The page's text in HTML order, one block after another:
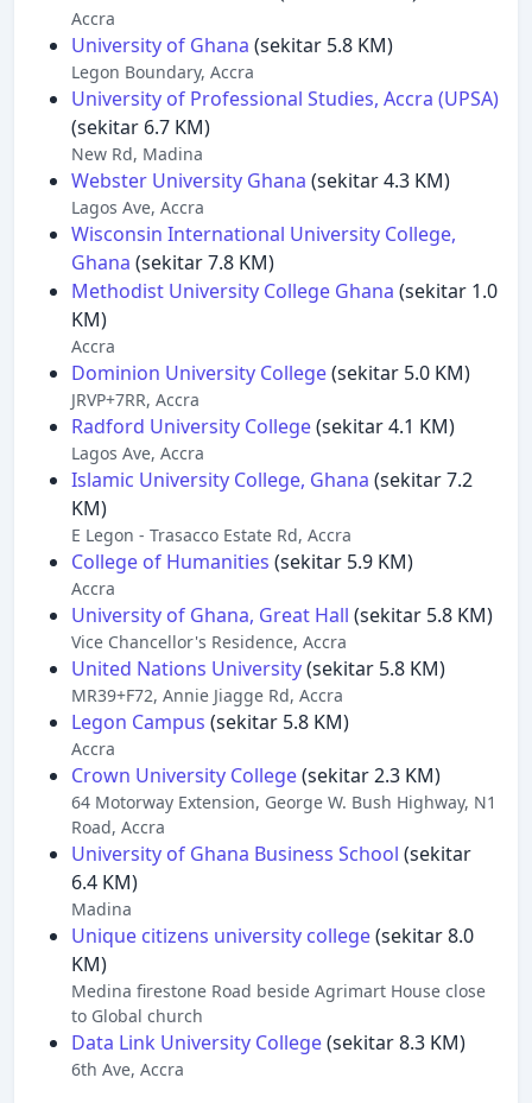
Accra
University of Ghana (sekitar 5.8 KM)
Legon Boundary, Accra
University of Professional Studies, Accra (UPSA)
(sekitar 6.7 KM)
New Rd, Madina
Webster University Ghana (sekitar 4.3 KM)
Lagos Ave, Accra
Wisconsin International University College,
Ghana (sekitar 7.8 KM)
Methodist University College Ghana (sekitar 1.0
KM)
Accra
Dominion University College(sekitar 5.0 KM)
JRVP+7RR, Accra
Radford University College(sekitar 4.1 KM)
Lagos Ave, Accra
Islamic University College, Ghana (sekitar 7.2
KM)
E Legon - Trasacco Estate Rd, Accra
College of Humanities (sekitar 5.9 KM)
Accra
University of Ghana, Great Hall (sekitar 5.8 KM)
Vice Chancellor's Residence, Accra
United Nations University(sekitar 5.8 KM)
MR39+F72, Annie Jiagge Rd, Accra
Legon Campus (sekitar 5.8 KM)
Accra
Crown University College(sekitar 2.3 KM)
64 Motorway Extension, George W. Bush Highway, N1
Road, Accra
University of Ghana Business School (sekitar
6.4 KM)
Madina
Unique citizens university college(sekitar 8.0
KM)
Medina firestone Road beside Agrimart House close
to Global church
Data Link University College(sekitar 8.3 KM)
6th Ave, Accra